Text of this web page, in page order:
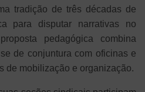
tradição de três décadas de
para disputar narrativas no
pedagógica combina
de conjuntura com oficinas e
de mobilização e organização.